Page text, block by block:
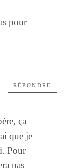
pour
ça
que je
Pour
pas
RÉPONDRE